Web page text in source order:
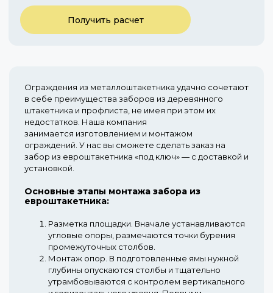
Получить расчет
Ограждения из металлоштакетника удачно сочетают
в себе преимущества заборов из деревянного
штакетника и профлиста, не имея при этом их
недостатков. Наша компания
занимается изготовлением и монтажом
ограждений. У нас вы сможете сделать заказ на
забор из евроштакетника «под ключ» — с доставкой и
установкой.
Основные этапы монтажа забора из
евроштакетника:
Разметка площадки. Вначале устанавливаются
угловые опоры, размечаются точки бурения
промежуточных столбов.
Монтаж опор. В подготовленные ямы нужной
глубины опускаются столбы и тщательно
утрамбовываются с контролем вертикального